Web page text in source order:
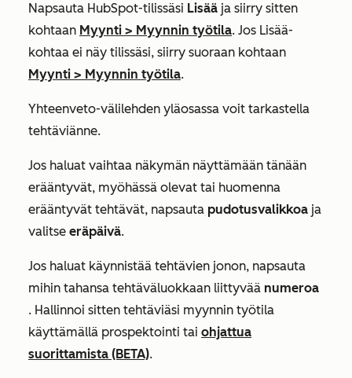
Napsauta HubSpot-tilissäsi Lisää ja siirry sitten
kohtaan Myynti > Myynnin työtila. Jos Lisää-
kohtaa ei näy tilissäsi, siirry suoraan kohtaan
Myynti > Myynnin työtila.
Yhteenveto-välilehden yläosassa voit tarkastella
tehtäviänne.
Jos haluat vaihtaa näkymän näyttämään tänään
erääntyvät, myöhässä olevat tai huomenna
erääntyvät tehtävät, napsauta pudotusvalikkoa ja
valitse eräpäivä.
Jos haluat käynnistää tehtävien jonon, napsauta
mihin tahansa tehtäväluokkaan liittyvää numeroa
. Hallinnoi sitten tehtäviäsi myynnin työtila
käyttämällä prospektointi tai ohjattua
suorittamista (BETA).